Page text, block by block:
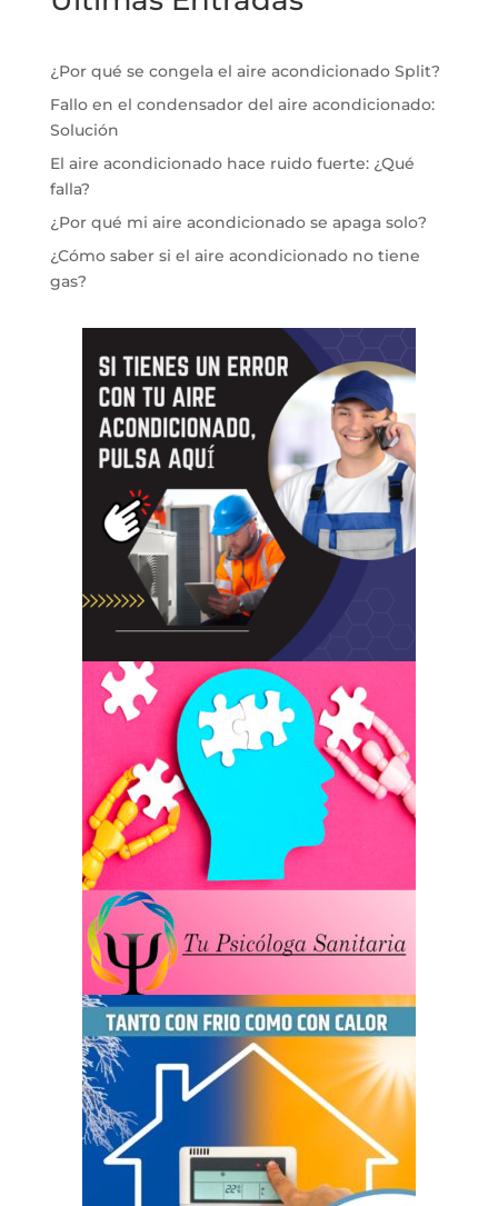
¿Por qué se congela el aire acondicionado Split?
Fallo en el condensador del aire acondicionado:
Solución
El aire acondicionado hace ruido fuerte: ¿Qué
falla?
¿Por qué mi aire acondicionado se apaga solo?
¿Cómo saber si el aire acondicionado no tiene
gas?